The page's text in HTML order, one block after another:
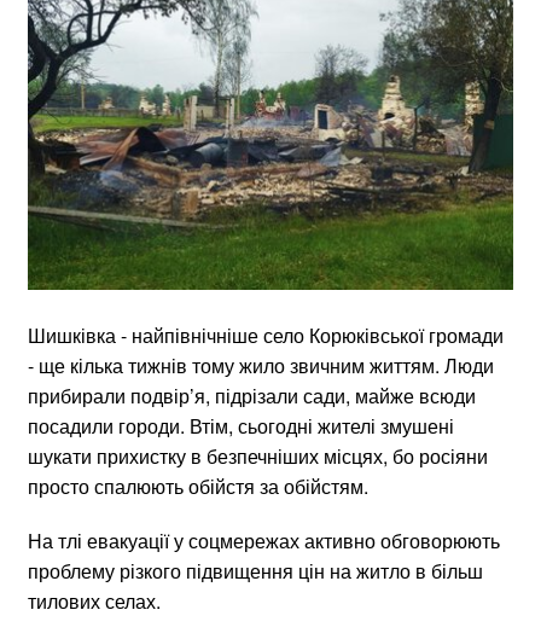
Шишківка - найпівнічніше село Корюківської громади
- ще кілька тижнів тому жило звичним життям. Люди
прибирали подвір’я, підрізали сади, майже всюди
посадили городи. Втім, сьогодні жителі змушені
шукати прихистку в безпечніших місцях, бо росіяни
просто спалюють обійстя за обійстям.
На тлі евакуації у соцмережах активно обговорюють
проблему різкого підвищення цін на житло в більш
тилових селах.